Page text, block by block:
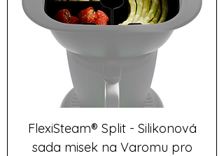
FlexiSteam® Split - Silikonová
sada misek na Varomu pro